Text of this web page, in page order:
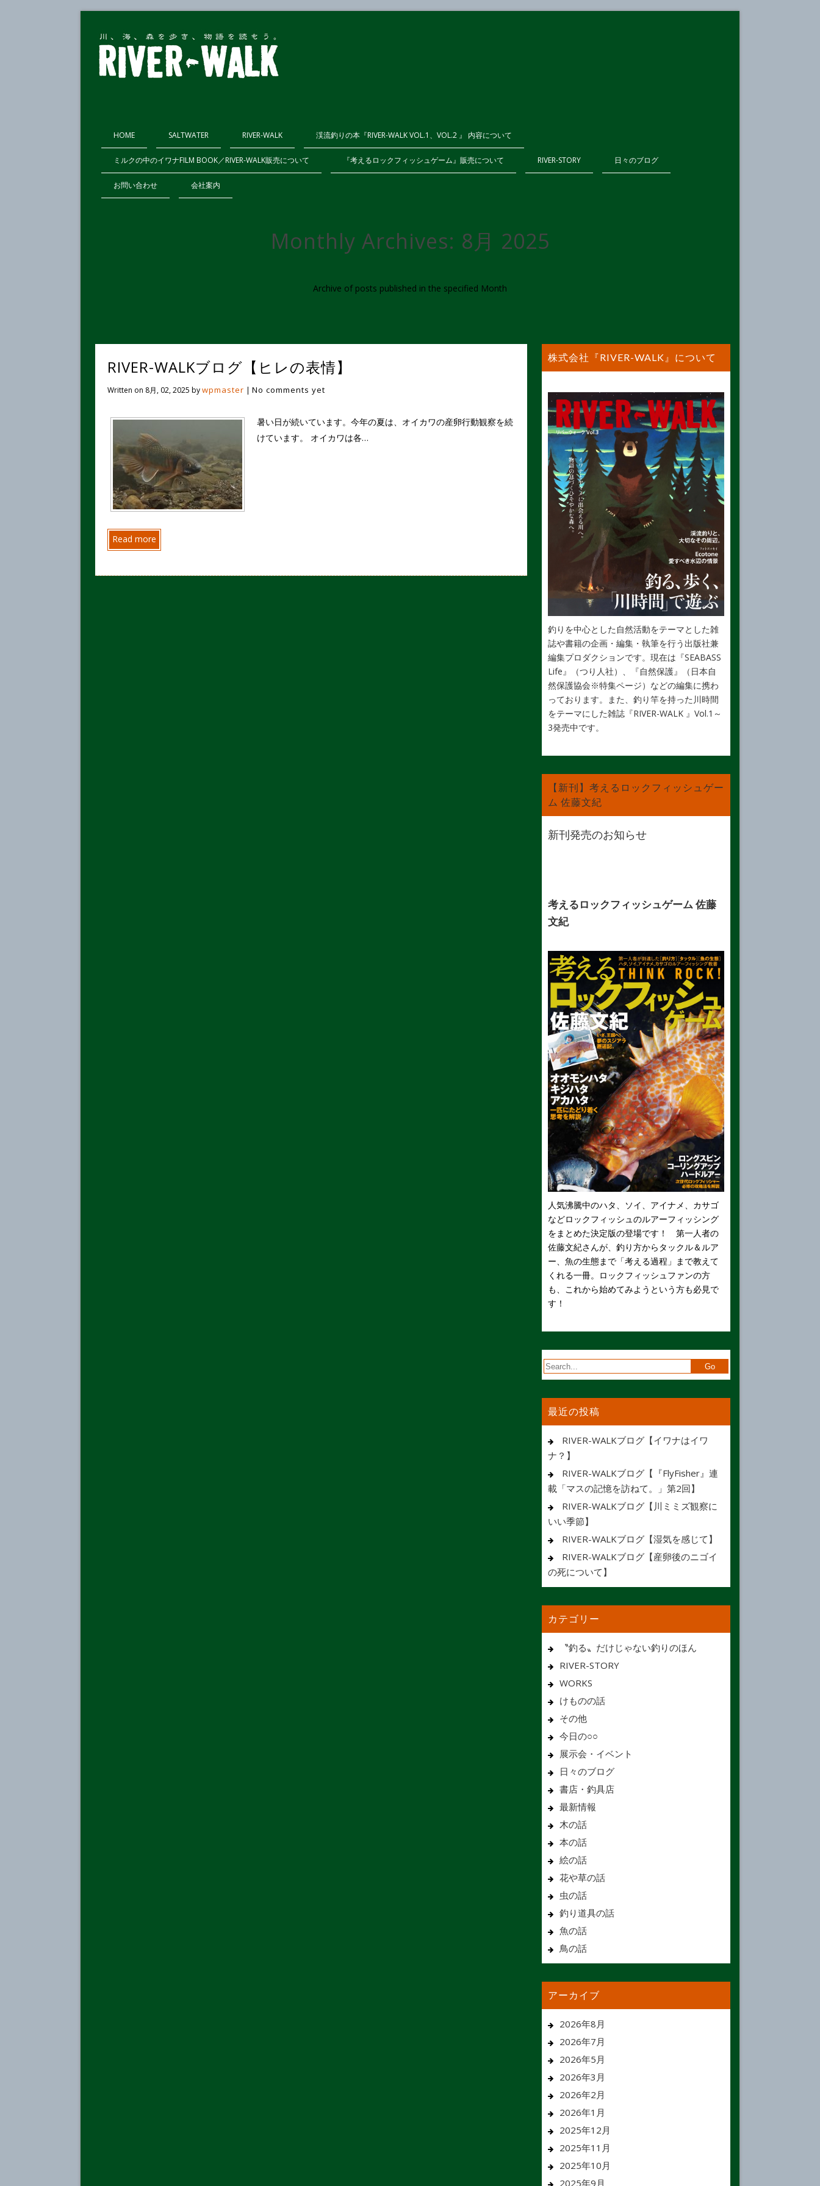
HOME SALTWATER RIVER-WALK 渓流釣りの本『RIVER-WALK VOL.1、VOL.2 』 内容について
ミルクの中のイワナFILM BOOK／RIVER-WALK販売について 『考えるロックフィッシュゲーム』販売について RIVER-STORY 日々のブログ
お問い合わせ 会社案内
Monthly Archives: 8月 2025
Archive of posts published in the specified Month
RIVER-WALKブログ【ヒレの表情】
Written on 8月, 02, 2025 bywpmaster | No comments yet
暑い日が続いています。今年の夏は、オイカワの産卵行動観察を続
けています。 オイカワは各…
Read more
株式会社『RIVER-WALK』について
釣りを中心とした自然活動をテーマとした雑
誌や書籍の企画・編集・執筆を行う出版社兼
編集プロダクションです。現在は『SEABASS
Life』（つり人社）、『自然保護』（日本自
然保護協会※特集ページ）などの編集に携わ
っております。また、釣り竿を持った川時間
をテーマにした雑誌『RIVER-WALK 』Vol.1～
3発売中です。
【新刊】考えるロックフィッシュゲー
ム 佐藤文紀
新刊発売のお知らせ
考えるロックフィッシュゲーム 佐藤
文紀
人気沸騰中のハタ、ソイ、アイナメ、カサゴ
などロックフィッシュのルアーフィッシング
をまとめた決定版の登場です！ 第一人者の
佐藤文紀さんが、釣り方からタックル＆ルア
ー、魚の生態まで「考える過程」まで教えて
くれる一冊。ロックフィッシュファンの方
も、これから始めてみようという方も必見で
す！
最近の投稿
RIVER-WALKブログ【イワナはイワ
ナ？】
RIVER-WALKブログ【『FlyFisher』連
載「マスの記憶を訪ねて。」第2回】
RIVER-WALKブログ【川ミミズ観察に
いい季節】
RIVER-WALKブログ【湿気を感じて】
RIVER-WALKブログ【産卵後のニゴイ
の死について】
カテゴリー
〝釣る〟だけじゃない釣りのほん
RIVER-STORY
WORKS
けものの話
その他
今日の○○
展示会・イベント
日々のブログ
書店・釣具店
最新情報
木の話
本の話
絵の話
花や草の話
虫の話
釣り道具の話
魚の話
鳥の話
アーカイブ
2026年8月
2026年7月
2026年5月
2026年3月
2026年2月
2026年1月
2025年12月
2025年11月
2025年10月
2025年9月